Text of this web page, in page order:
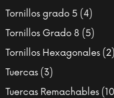
Tornillos grado 5 44
Tornillos Grado 8 55
Tornillos Hexagonales 22
Tuercas 33
productos
Tuercas Remachables 10